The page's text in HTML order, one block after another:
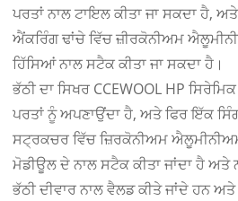
ਪਰਤਾਂ ਨਾਲ ਟਾਇਲ ਕੀਤਾ ਜਾ ਸਕਦਾ ਹੈ,
ਐਂਕਰਿੰਗ ਢਾਂਚੇ ਵਿੱਚ ਜ਼ੀਰਕੋਨੀਅਮ
ਹਿੱਸਿਆਂ ਨਾਲ ਸਟੈਕ ਕੀਤਾ ਜਾ ਸਕਦਾ ਹੈ।
ਭੱਠੀ ਦਾ ਸਿਖਰ CCEWOOL HP
ਪਰਤਾਂ ਨੂੰ ਅਪਣਾਉਂਦਾ ਹੈ, ਅਤੇ ਫਿਰ ਇੱਕ
ਸਟ੍ਰਕਚਰ ਵਿੱਚ ਜ਼ਿਰਕੋਨੀਅਮ
ਮੋਡੀਊਲ ਦੇ ਨਾਲ ਸਟੈਕ ਕੀਤਾ ਜਾਂਦਾ ਹੈ ਅਤੇ
ਭੱਠੀ ਦੀਵਾਰ ਨਾਲ ਵੈਲਡ ਕੀਤੇ ਜਾਂਦੇ ਹਨ